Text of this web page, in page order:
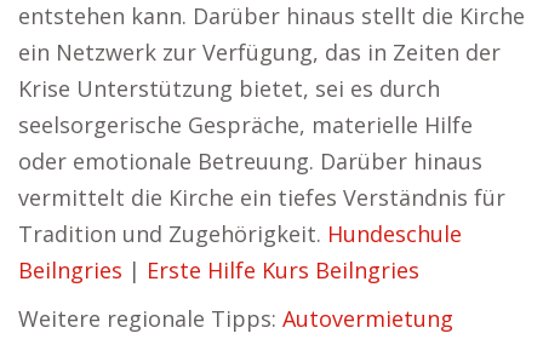
entstehen kann. Darüber hinaus stellt die Kirche
ein Netzwerk zur Verfügung, das in Zeiten der
Krise Unterstützung bietet, sei es durch
seelsorgerische Gespräche, materielle Hilfe
oder emotionale Betreuung. Darüber hinaus
vermittelt die Kirche ein tiefes Verständnis für
Tradition und Zugehörigkeit. Hundeschule
Beilngries | Erste Hilfe Kurs Beilngries
Weitere regionale Tipps: Autovermietung